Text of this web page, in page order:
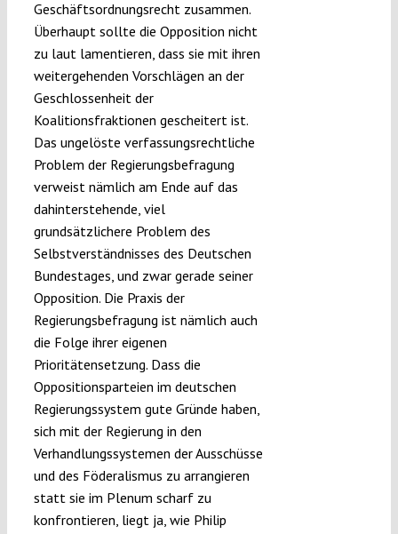
Geschäftsordnungsrecht zusammen.
Überhaupt sollte die Opposition nicht
zu laut lamentieren, dass sie mit ihren
weitergehenden Vorschlägen an der
Geschlossenheit der
Koalitionsfraktionen gescheitert ist.
Das ungelöste verfassungsrechtliche
Problem der Regierungsbefragung
verweist nämlich am Ende auf das
dahinterstehende, viel
grundsätzlichere Problem des
Selbstverständnisses des Deutschen
Bundestages, und zwar gerade seiner
Opposition. Die Praxis der
Regierungsbefragung ist nämlich auch
die Folge ihrer eigenen
Prioritätensetzung. Dass die
Oppositionsparteien im deutschen
Regierungssystem gute Gründe haben,
sich mit der Regierung in den
Verhandlungssystemen der Ausschüsse
und des Föderalismus zu arrangieren
statt sie im Plenum scharf zu
konfrontieren, liegt ja, wie Philip